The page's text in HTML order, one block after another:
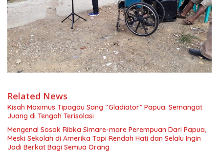
Related News
Kisah Maximus Tipagau Sang “Gladiator” Papua: Semangat
Juang di Tengah Terisolasi
Mengenal Sosok Ribka Simare-mare Perempuan Dari Papua,
Meski Sekolah di Amerika Tapi Rendah Hati dan Selalu Ingin
Jadi Berkat Bagi Semua Orang